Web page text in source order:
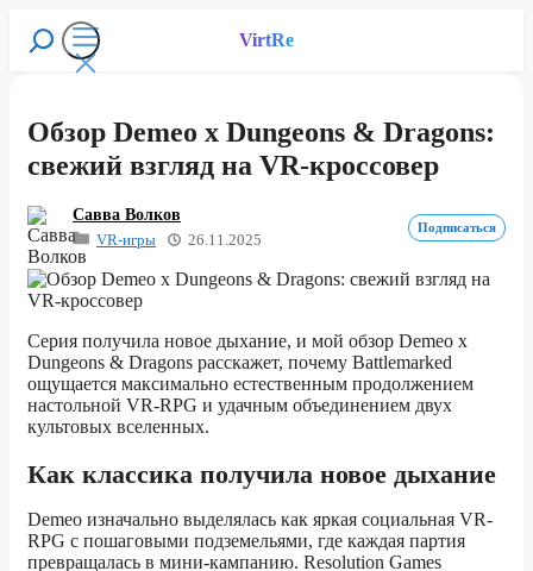
Перейти
содержимому
VirtRe
Меню
Поиск
Обзор Demeo x Dungeons & Dragons:
свежий взгляд на VR-кроссовер
Савва Волков
VR-игры
26.11.2025
Подписаться
Серия получила новое дыхание, и мой обзор Demeo x
Dungeons & Dragons расскажет, почему Battlemarked
ощущается максимально естественным продолжением
настольной VR-RPG и удачным объединением двух
культовых вселенных.
Как классика получила новое дыхание
Demeo изначально выделялась как яркая социальная VR-
RPG с пошаговыми подземельями, где каждая партия
превращалась в мини-кампанию. Resolution Games